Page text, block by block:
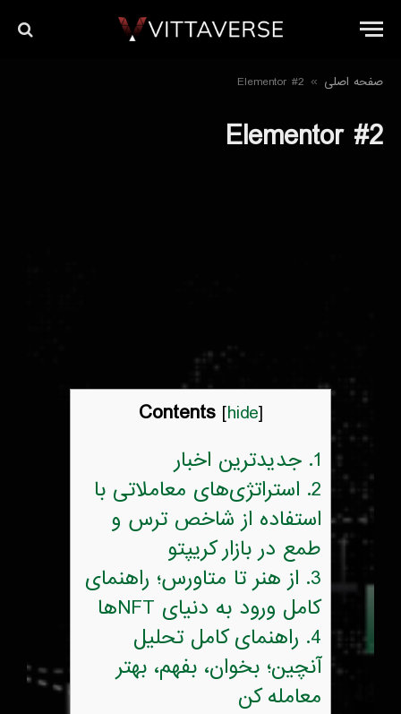
صفحه اصلی »
Elementor #2
Elementor #2
Contents [hide]
1. جدیدترین اخبار
2. استراتژی‌های معاملاتی با
استفاده از شاخص ترس و
طمع در بازار کریپتو
3. از هنر تا متاورس؛ راهنمای
کامل ورود به دنیای NFTها
4. راهنمای کامل تحلیل
آنچین؛ بخوان، بفهم، بهتر
معامله کن